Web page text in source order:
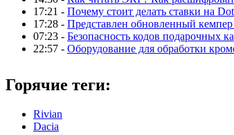
17:21 - Почему стоит делать ставки на
17:28 - Представлен обновленный
07:23 - Безопасность кодов подарочных
22:57 - Оборудование для обработки
Горячие теги:
Rivian
Dacia